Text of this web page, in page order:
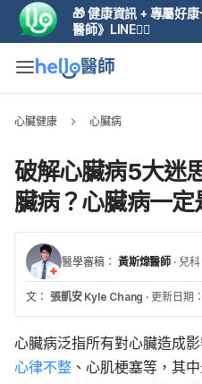
🎁 健康資訊 + 專屬好
醫師》LINE👆🏼
心臟健康 心臟病
破解心臟病5大迷
臟病？心臟病一定
醫學審稿： 黃斯煒醫師 · 兒科
文： 張凱安 Kyle Chang · 更新日期
心臟病泛指所有對心臟造成
心律不整 、心肌梗塞等，其